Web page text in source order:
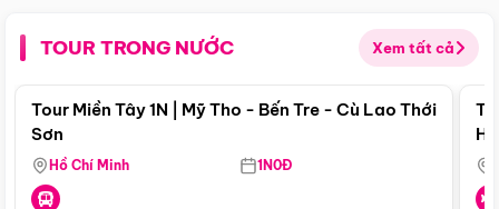
TOUR TRONG NƯỚC Xem tất cả
Điểm nổi bật
Tour Miền Tây 1N | Mỹ Tho - Bến Tre - Cù Lao Thới
Sơn
Hồ Chí Minh 1N0Đ